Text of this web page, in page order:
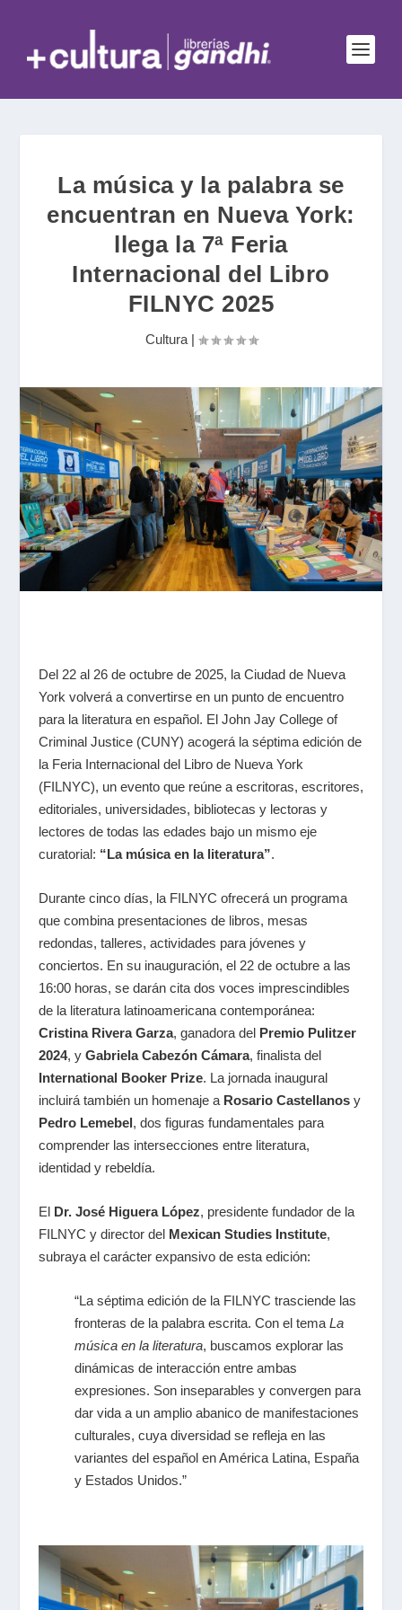
La música y la palabra se
encuentran en Nueva York:
llega la 7ª Feria
Internacional del Libro
FILNYC 2025
Cultura|
Del 22 al 26 de octubre de 2025, la Ciudad de Nueva
York volverá a convertirse en un punto de encuentro
para la literatura en español. El John Jay College of
Criminal Justice (CUNY) acogerá la séptima edición de
la Feria Internacional del Libro de Nueva York
(FILNYC), un evento que reúne a escritoras, escritores,
editoriales, universidades, bibliotecas y lectoras y
lectores de todas las edades bajo un mismo eje
curatorial: “La música en la literatura”.
Durante cinco días, la FILNYC ofrecerá un programa
que combina presentaciones de libros, mesas
redondas, talleres, actividades para jóvenes y
conciertos. En su inauguración, el 22 de octubre a las
16:00 horas, se darán cita dos voces imprescindibles
de la literatura latinoamericana contemporánea:
Cristina Rivera Garza, ganadora del Premio Pulitzer
2024, y Gabriela Cabezón Cámara, finalista del
International Booker Prize. La jornada inaugural
incluirá también un homenaje a Rosario Castellanosy
Pedro Lemebel, dos figuras fundamentales para
comprender las intersecciones entre literatura,
identidad y rebeldía.
El Dr. José Higuera López, presidente fundador de la
FILNYC y director del Mexican Studies Institute,
subraya el carácter expansivo de esta edición:
“La séptima edición de la FILNYC trasciende las
fronteras de la palabra escrita. Con el tema La
música en la literatura, buscamos explorar las
dinámicas de interacción entre ambas
expresiones. Son inseparables y convergen para
dar vida a un amplio abanico de manifestaciones
culturales, cuya diversidad se refleja en las
variantes del español en América Latina, España
y Estados Unidos.”